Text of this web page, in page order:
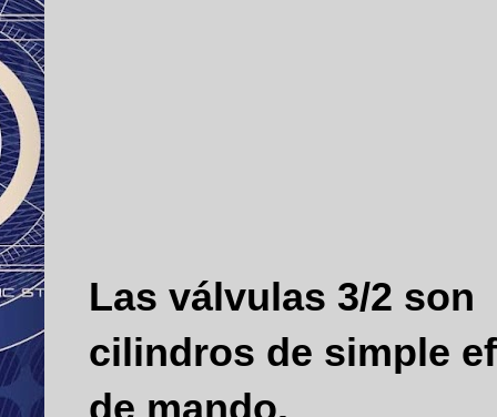
Las válvulas 3/2 son
cilindros de simple
de mando.